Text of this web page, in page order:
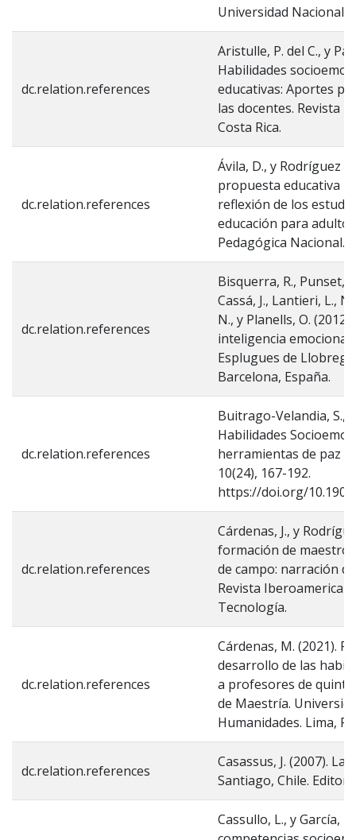
Universidad Nacional
dc.relation.references
Aristulle, P. del C., y
Habilidades
educativas: Aportes
las docentes. Revista
Costa Rica.
dc.relation.references
Ávila, D., y Rodríguez
propuesta educativa
reflexión de los
educación para
Pedagógica Nacional.
dc.relation.references
Bisquerra, R., Punset,
Cassá, J., Lantieri, L.,
N., y Planells, O.
inteligencia emocional
Esplugues de
Barcelona, España.
dc.relation.references
Buitrago-Velandia, S.,
Habilidades
herramientas de paz
10(24), 167-192.
https://doi.org/
dc.relation.references
Cárdenas, J., y
formación de
de campo: narración
Revista
Tecnología.
dc.relation.references
Cárdenas, M. (2021).
desarrollo de las
a profesores de
de Maestría.
Humanidades. Lima,
dc.relation.references
Casassus, J. (2007).
Santiago, Chile.
Cassullo, L., y García,